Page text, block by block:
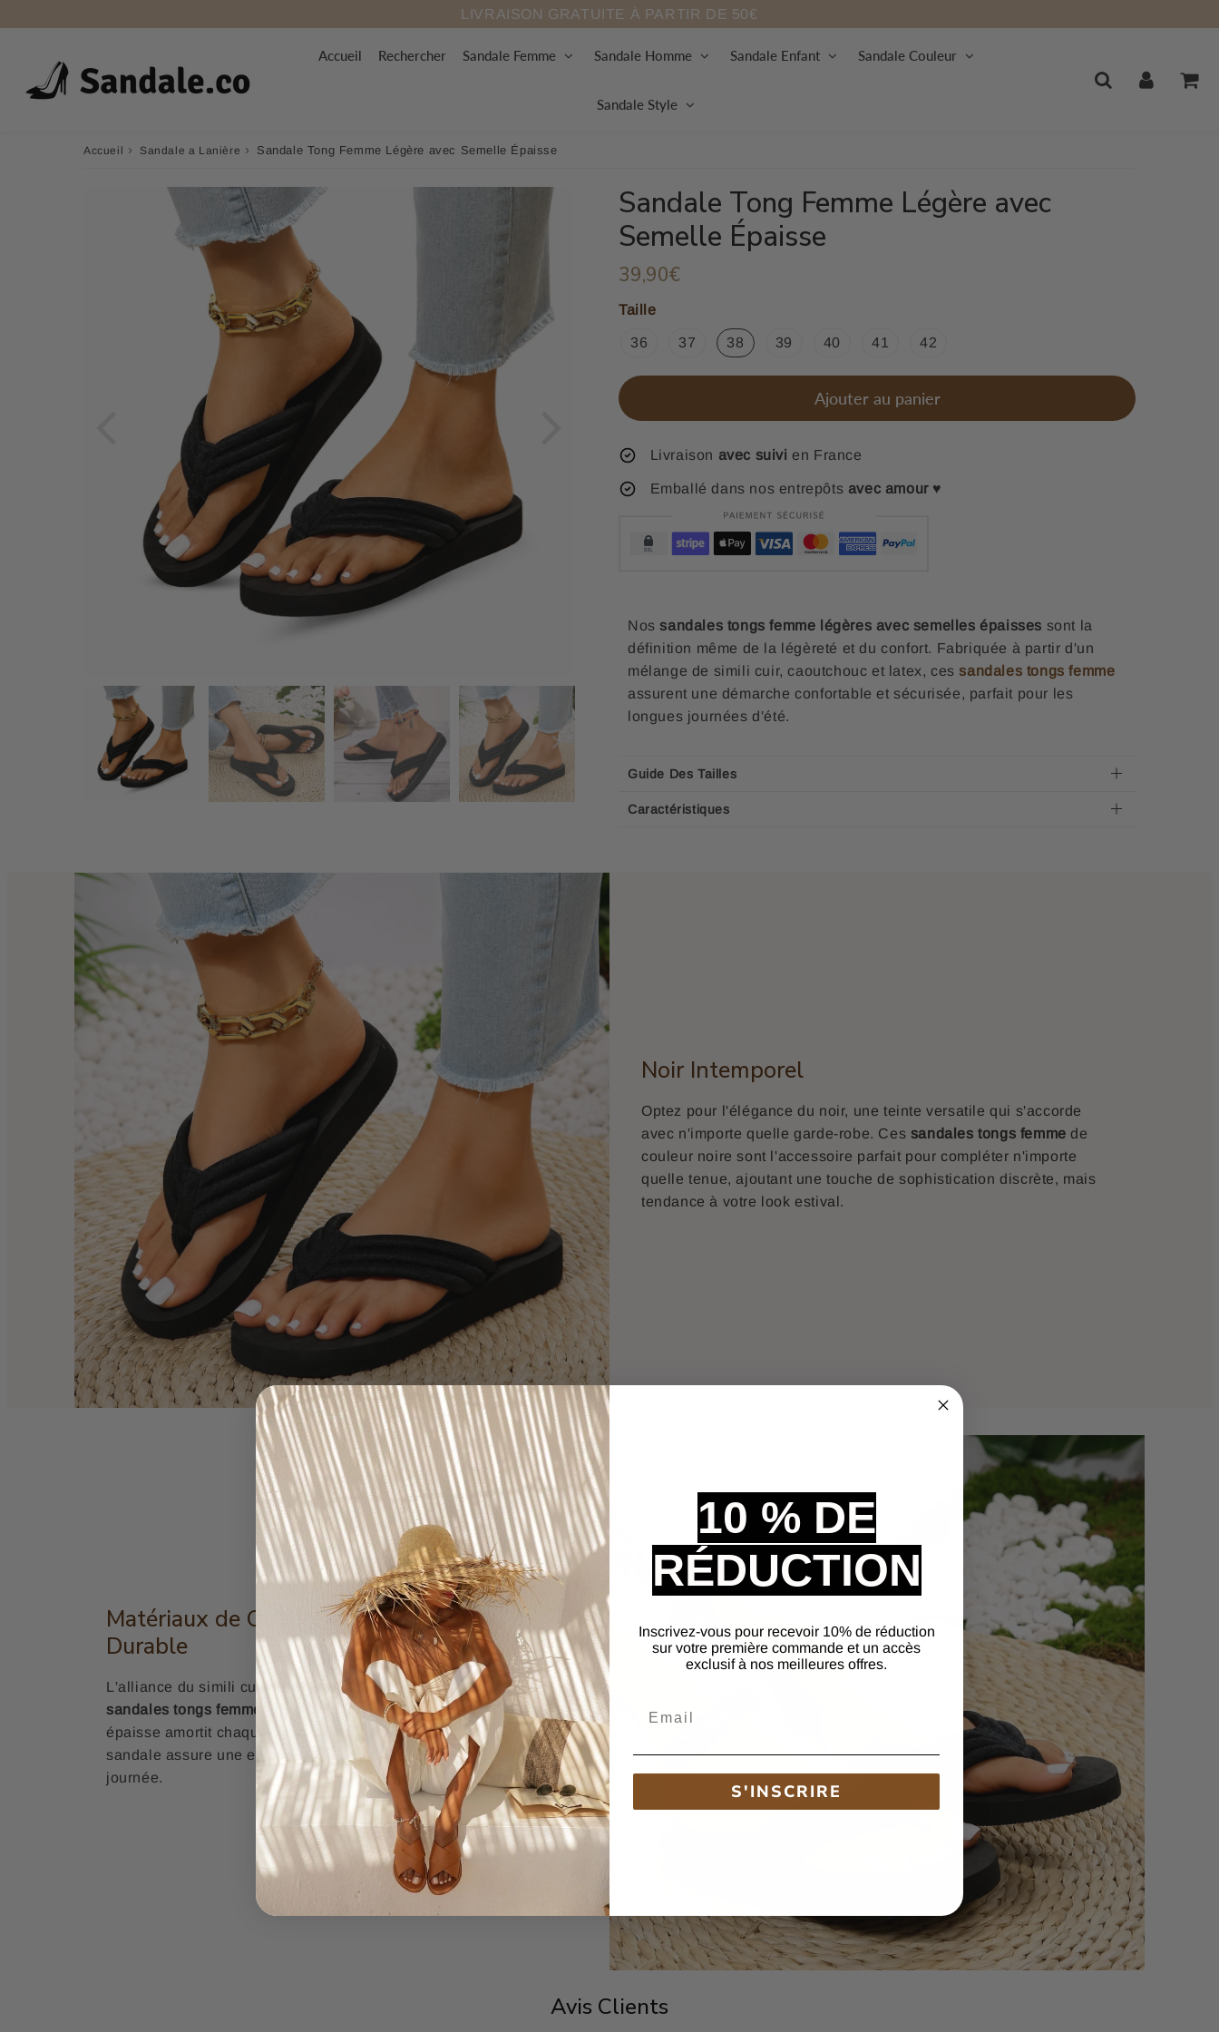
LIVRAISON GRATUITE À PARTIR DE 50€
Accueil Rechercher Sandale Femme Sandale Homme Sandale Enfant Sandale Couleur
Sandale Style
Accueil › Sandale a Lanière › Sandale Tong Femme Légère avec Semelle Épaisse
Sandale Tong Femme Légère avec
Semelle Épaisse
39,90€
Taille
36 37 38 39 40 41 42
Ajouter au panier
Livraison avec suivi en France
Emballé dans nos entrepôts avec amour ♥
Nossandales tongs femme légères avec semelles épaisses sont la
définition même de la légèreté et du confort. Fabriquée à partir d'un
mélange de simili cuir, caoutchouc et latex, cessandales tongs femme
assurent une démarche confortable et sécurisée, parfait pour les
longues journées d'été.
Guide Des Tailles
Caractéristiques
Noir Intemporel
Optez pour l'élégance du noir, une teinte versatile qui s'accorde
avec n'importe quelle garde-robe. Ces sandales tongs femmede
couleur noire sont l'accessoire parfait pour compléter n'importe
quelle tenue, ajoutant une touche de sophistication discrète, mais
tendance à votre look estival.
Matériaux de Qualité pour un Confort
Durable
L'alliance du simili cuir, du caoutchouc et du latex crée des
sandales tongs femme à la fois durable et confortable. La semelle
épaisse amortit chaque pas, pendant que le design léger de la
sandale assure une expérience de port agréable tout au long de la
journée.
Avis Clients
10 % DE
RÉDUCTION
Inscrivez-vous pour recevoir 10% de réduction
sur votre première commande et un accès
exclusif à nos meilleures offres.
S'INSCRIRE